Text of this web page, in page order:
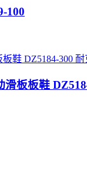
100
耐
板板鞋